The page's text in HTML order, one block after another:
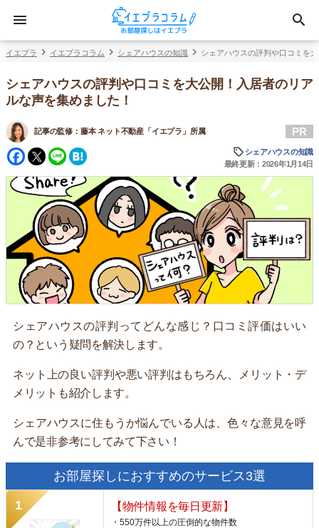
イエプラ イエプラコラム シェアハウスの知識 シェアハウスの評判や口コミを
シェアハウスの評判や口コミを大公開！入居者のリア
ルな声を集めました！
記事の監修： 藤本 ネット不動産「イエプラ」所属
Facebook
Twitter
Line
PR
シェアハウスの知識
最終更新：2026年1月14日
シェアハウスの評判ってどんな感じ？口コミ評価はいい
の？という疑問を解決します。
ネット上の良い評判や悪い評判はもちろん、メリット・デ
メリットも紹介します。
シェアハウスに住もうか悩んでいる人は、色々な意見を呼
んで是非参考にしてみて下さい！
お部屋探しにおすすめのサービス3選
【物件情報を毎日更新】
・550万件以上の圧倒的な物件数